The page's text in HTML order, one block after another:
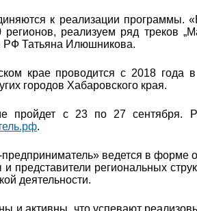
к реализации
реализуем ряд треков
РФ Татьяна Илюшникова.
крае проводится с 2018 года
городов Хабаровского края.
пройдет с 23 по 27 сентября.
.
ведется в форме
представители региональных
деятельности.
и активны, что успевают